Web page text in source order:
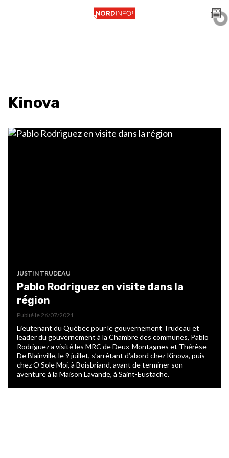
Kinova
JUSTIN TRUDEAU
Pablo Rodriguez en visite dans la
région
Publié le 26/07/2021
Lieutenant du Québec pour le gouvernement Trudeau et
leader du gouvernement à la Chambre des communes, Pablo
Rodriguez a visité les MRC de Deux-Montagnes et Thérèse-
De Blainville, le 9 juillet, s’arrêtant d’abord chez Kinova, puis
chez O Sole Moi, à Boisbriand, avant de terminer son
aventure à la Maison Lavande, à Saint-Eustache.